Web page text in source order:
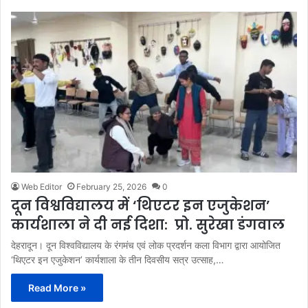
Web Editor February 25, 2026 0
दून विश्वविद्यालय में ‘थिएटर इन एजुकेशन’
कार्यशाला ने दी नई दिशा: प्रो. सुरेखा डंगवाल
देहरादून। दून विश्वविद्यालय के रंगमंच एवं लोक प्रदर्शन कला विभाग द्वारा आयोजित
‘थिएटर इन एजुकेशन’ कार्यशाला के तीन दिवसीय सत्र उत्साह,…
Read More »